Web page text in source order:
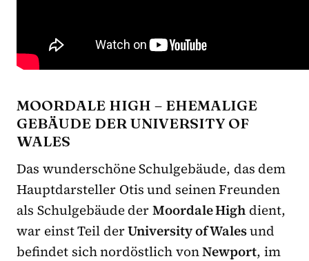
MOORDALE HIGH – EHEMALIGE
GEBÄUDE DER UNIVERSITY OF
WALES
Das wunderschöne Schulgebäude, das dem
Hauptdarsteller Otis und seinen Freunden
als Schulgebäude derMoordale High dient,
war einst Teil derUniversity of Walesund
befindet sich nordöstlich vonNewport, im